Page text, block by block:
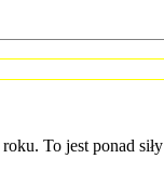
To jest ponad siły